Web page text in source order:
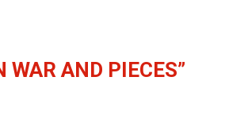
WAR AND PIECES”